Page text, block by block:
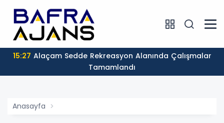
15:27
Tamamlandı
Anasayfa